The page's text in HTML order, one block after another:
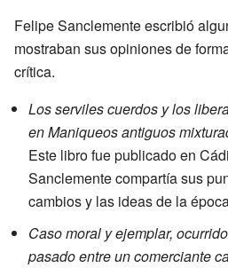
Felipe Sanclemente escribió
mostraban sus opiniones de
crítica.
Los serviles cuerdos y los
en Maniqueos antiguos
Este libro fue publicado en
Sanclemente compartía sus
cambios y las ideas de la
Caso moral y ejemplar,
pasado entre un comerciante